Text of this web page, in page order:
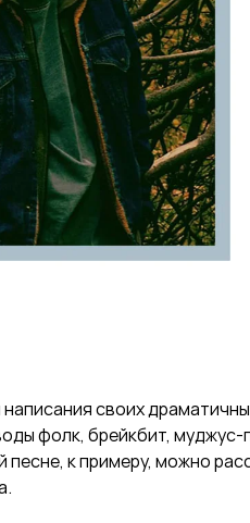
своих
фолк, брейкбит, муджус-
к примеру, можно